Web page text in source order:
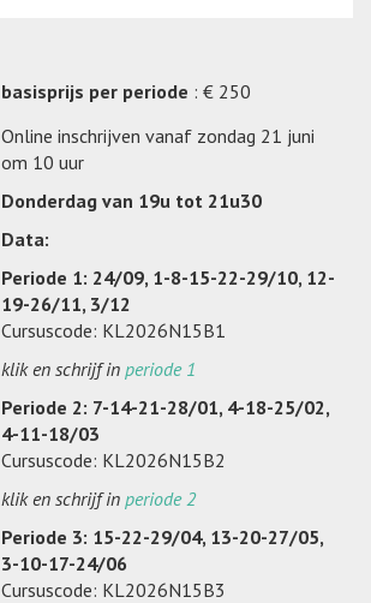
basisprijs per periode : € 250
Online inschrijven vanaf zondag 21 juni
om 10 uur
Donderdag van 19u tot 21u30
Data:
Periode 1: 24/09, 1-8-15-22-29/10, 12-
19-26/11, 3/12
Cursuscode: KL2026N15B1
klik en schrijf in periode 1
Periode 2: 7-14-21-28/01, 4-18-25/02,
4-11-18/03
Cursuscode: KL2026N15B2
klik en schrijf in periode 2
Periode 3: 15-22-29/04, 13-20-27/05,
3-10-17-24/06
Cursuscode: KL2026N15B3